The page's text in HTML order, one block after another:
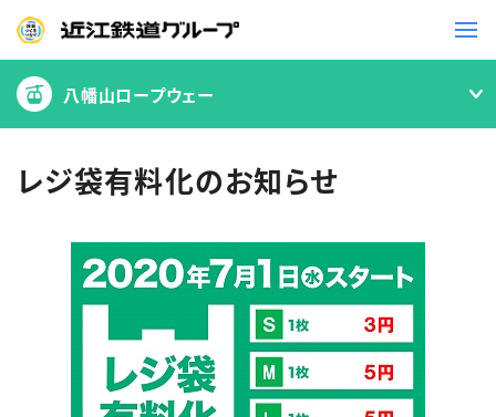
鉄道
バス
事業一覧
観光・イベント情報
ニュースリリース
企業情報
お問い合わせ一覧
八幡山ロープウェー
レジ袋有料化のお知らせ